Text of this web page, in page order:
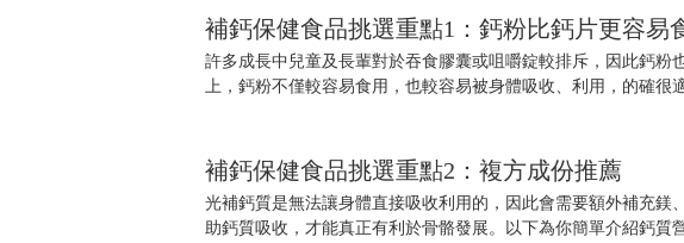
補鈣保健食品挑選重點1：鈣粉比鈣片更容易
許多成長中兒童及長輩對於吞食膠囊或咀嚼錠較排斥，因此鈣粉
上，鈣粉不僅較容易食用，也較容易被身體吸收、利用，的確很
補鈣保健食品挑選重點2：複方成份推薦
光補鈣質是無法讓身體直接吸收利用的，因此會需要額外補充鎂
助鈣質吸收，才能真正有利於骨骼發展。以下為你簡單介紹鈣質